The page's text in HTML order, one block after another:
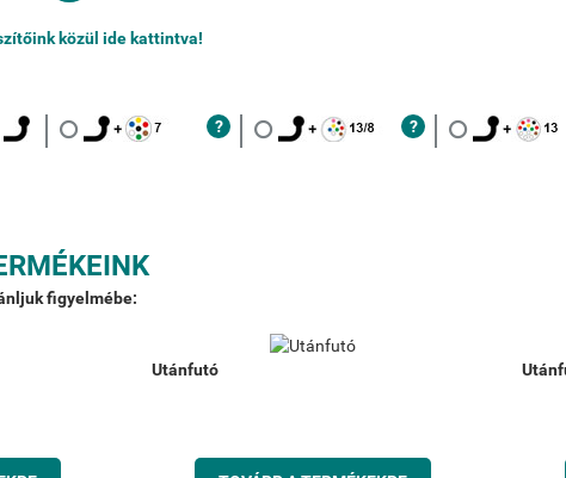
közül ide kattintva!
figyelmébe:
Utánfutó